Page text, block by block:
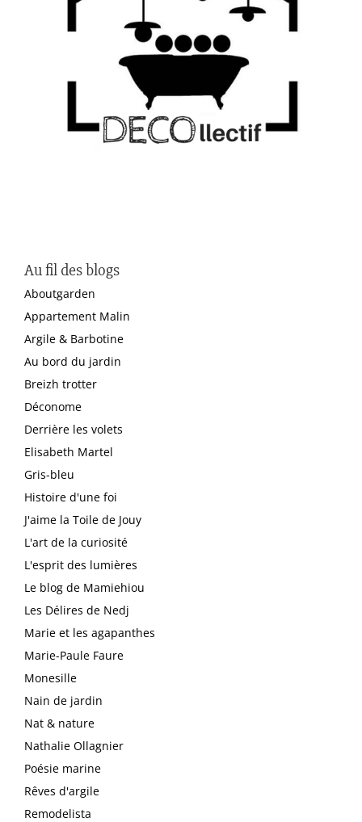
Au fil des blogs
Aboutgarden
Appartement Malin
Argile & Barbotine
Au bord du jardin
Breizh trotter
Déconome
Derrière les volets
Elisabeth Martel
Gris-bleu
Histoire d'une foi
J'aime la Toile de Jouy
L'art de la curiosité
L'esprit des lumières
Le blog de Mamiehiou
Les Délires de Nedj
Marie et les agapanthes
Marie-Paule Faure
Monesille
Nain de jardin
Nat & nature
Nathalie Ollagnier
Poésie marine
Rêves d'argile
Remodelista